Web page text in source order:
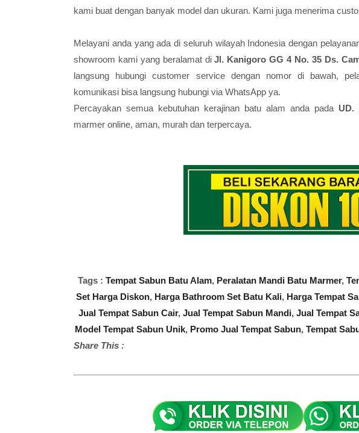
kami buat dengan banyak model dan ukuran. Kami juga menerima
Melayani anda yang ada di seluruh wilayah Indonesia dengan
showroom kami yang beralamat diJl. Kanigoro GG 4 No. 35 Ds.
langsung hubungi customer service dengan nomor di bawah,
komunikasi bisa langsung hubungi via WhatsApp ya.
Percayakan semua kebutuhan kerajinan batu alam anda pada UD.
marmer online, aman, murah dan terpercaya.
Tags : Tempat Sabun Batu Alam, Peralatan Mandi Batu Marmer,
Set Harga Diskon, Harga Bathroom Set Batu Kali, Harga Tempat
Jual Tempat Sabun Cair, Jual Tempat Sabun Mandi,Jual Tempat
Model Tempat Sabun Unik, Promo Jual Tempat Sabun, Tempat
Share This :